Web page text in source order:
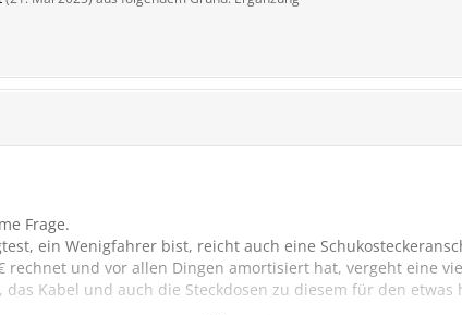
Frage.
ein Wenigfahrer bist, reicht auch eine
rechnet und vor allen Dingen amortisiert hat, vergeht eine
Kabel und auch die Steckdosen zu diesem für den etwas